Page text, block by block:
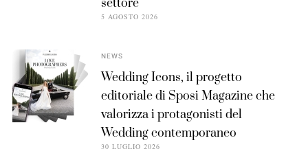
settore
5 AGOSTO 2026
NEWS
Wedding Icons, il progetto
editoriale di Sposi Magazine che
valorizza i protagonisti del
Wedding contemporaneo
30 LUGLIO 2026